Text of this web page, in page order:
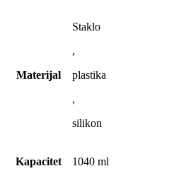
Materijal
Staklo
,
plastika
,
silikon
Kapacitet 1040 ml